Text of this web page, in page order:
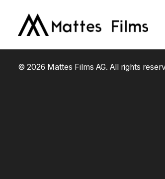
© 2026 Mattes Films AG. All rights